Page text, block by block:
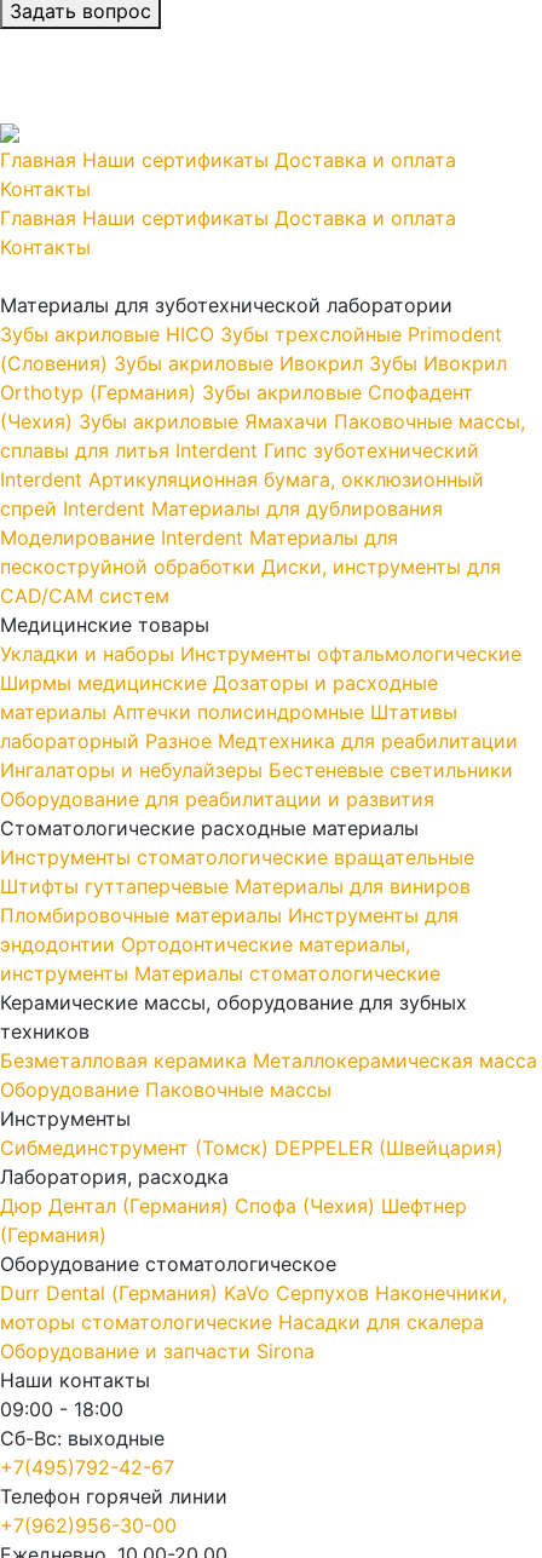
Главная Наши сертификаты Доставка и оплата
Контакты
Главная Наши сертификаты Доставка и оплата
Контакты
Материалы для зуботехнической лаборатории
Зубы акриловые HICO Зубы трехслойные Primodent
(Словения) Зубы акриловые Ивокрил Зубы Ивокрил
Orthotyp (Германия) Зубы акриловые Спофадент
(Чехия) Зубы акриловые Ямахачи Паковочные массы,
сплавы для литья Interdent Гипс зуботехнический
Interdent Артикуляционная бумага, окклюзионный
спрей Interdent Материалы для дублирования
Моделирование Interdent Материалы для
пескоструйной обработки Диски, инструменты для
CAD/CAM систем
Медицинские товары
Укладки и наборы Инструменты офтальмологические
Ширмы медицинские Дозаторы и расходные
материалы Аптечки полисиндромные Штативы
лабораторный Разное Медтехника для реабилитации
Ингалаторы и небулайзеры Бестеневые светильники
Оборудование для реабилитации и развития
Стоматологические расходные материалы
Инструменты стоматологические вращательные
Штифты гуттаперчевые Материалы для виниров
Пломбировочные материалы Инструменты для
эндодонтии Ортодонтические материалы,
инструменты Материалы стоматологические
Керамические массы, оборудование для зубных
техников
Безметалловая керамика Металлокерамическая масса
Оборудование Паковочные массы
Инструменты
Cибмединструмент (Томск) DEPPELER (Швейцария)
Лаборатория, расходка
Дюр Дентал (Германия) Спофа (Чехия) Шефтнер
(Германия)
Оборудование стоматологическое
Durr Dental (Германия) KaVo Серпухов Наконечники,
моторы стоматологические Насадки для скалера
Оборудование и запчасти Sirona
Наши контакты
09:00 - 18:00
Сб-Вс: выходные
+7(495)792-42-67
Телефон горячей линии
+7(962)956-30-00